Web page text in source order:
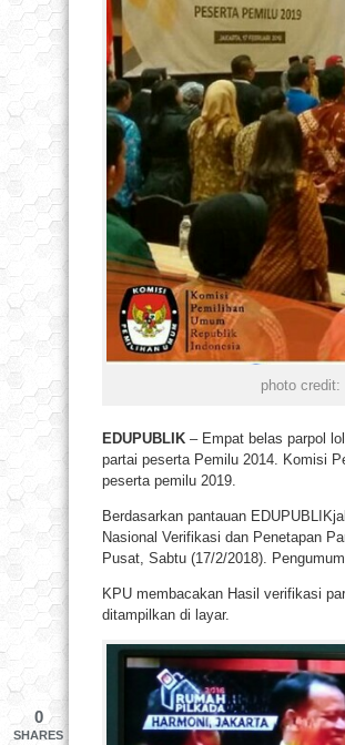
photo
EDUPUBLIK – Empat belas parpol
partai peserta Pemilu 2014. Komisi
peserta pemilu 2019.
Berdasarkan pantauan
Nasional Verifikasi dan Penetapan
Pusat, Sabtu (17/2/2018).
KPU membacakan Hasil verifikasi
ditampilkan di layar.
0
SHARES